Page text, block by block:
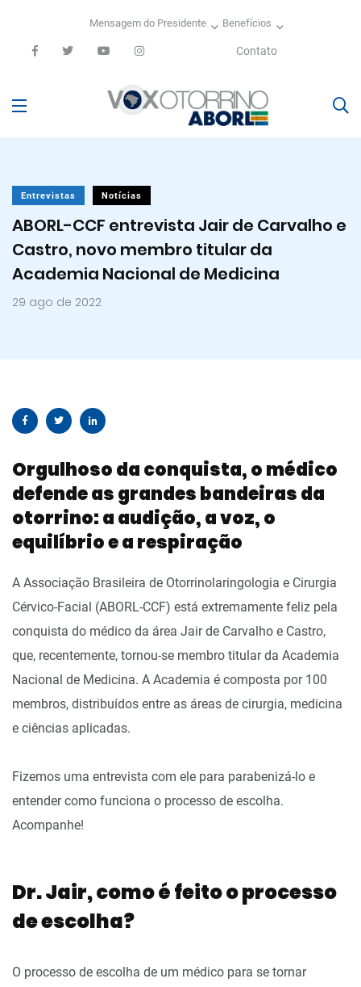
Mensagem do Presidente Benefícios
Contato
Entrevistas Notícias
ABORL-CCF entrevista Jair de Carvalho e
Castro, novo membro titular da
Academia Nacional de Medicina
29 ago de 2022
Orgulhoso da conquista, o médico
defende as grandes bandeiras da
otorrino: a audição, a voz, o
equilíbrio e a respiração
A Associação Brasileira de Otorrinolaringologia e Cirurgia
Cérvico-Facial (ABORL-CCF) está extremamente feliz pela
conquista do médico da área Jair de Carvalho e Castro,
que, recentemente, tornou-se membro titular da Academia
Nacional de Medicina. A Academia é composta por 100
membros, distribuídos entre as áreas de cirurgia, medicina
e ciências aplicadas.
Fizemos uma entrevista com ele para parabenizá-lo e
entender como funciona o processo de escolha.
Acompanhe!
Dr. Jair, como é feito o processo
de escolha?
O processo de escolha de um médico para se tornar